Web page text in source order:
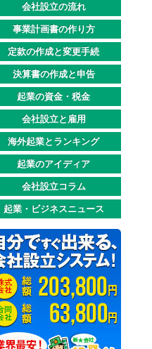
会社設立の流れ
事業計画書の作り方
定款の作成と変更手続
決算書の作成と申告
起業の資金・税金
会社設立と雇用
海外起業とランキング
起業のアイディア
会社設立コラム
起業・ビジネスニュース